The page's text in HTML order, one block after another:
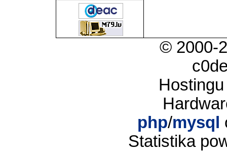
© 2000-
php/mysql
Statistika